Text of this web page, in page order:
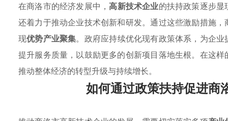
在商洛市的经济发展中，高新技术企业的扶持政策逐步
还着力于推动企业技术创新和研发。通过这些激励措施
现优势产业聚集。政府应持续优化现有政策体系，为企
提升服务质量，以鼓励更多的创新项目落地生根。在这
推动整体经济的转型升级与持续增长。
如何通过政策扶持促进商